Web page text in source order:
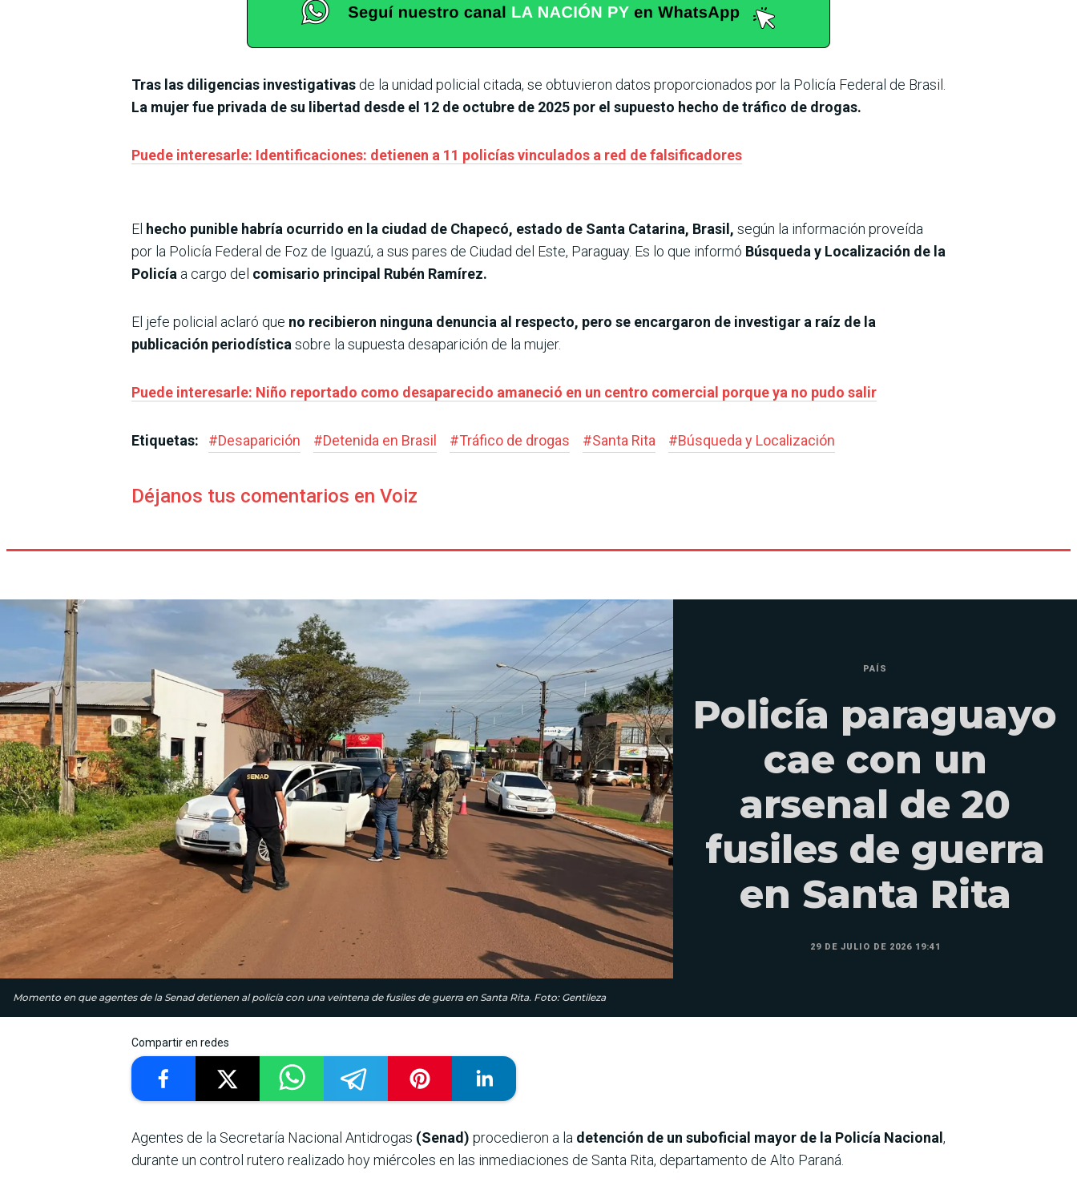
Tras las diligencias investigativas de la unidad policial citada, se obtuvieron datos proporcionados por la Policía Federal de Brasil.
La mujer fue privada de su libertad desde el 12 de octubre de 2025 por el supuesto hecho de tráfico de drogas.
Puede interesarle: Identificaciones: detienen a 11 policías vinculados a red de falsificadores
El hecho punible habría ocurrido en la ciudad de Chapecó, estado de Santa Catarina, Brasil, según la información proveída
por la Policía Federal de Foz de Iguazú, a sus pares de Ciudad del Este, Paraguay. Es lo que informó Búsqueda y Localización de la
Policía a cargo del comisario principal Rubén Ramírez.
El jefe policial aclaró que no recibieron ninguna denuncia al respecto, pero se encargaron de investigar a raíz de la
publicación periodística sobre la supuesta desaparición de la mujer.
Puede interesarle: Niño reportado como desaparecido amaneció en un centro comercial porque ya no pudo salir
Etiquetas: #Desaparición #Detenida en Brasil #Tráfico de drogas #Santa Rita #Búsqueda y Localización
Déjanos tus comentarios en Voiz
Momento en que agentes de la Senad detienen al policía con una veintena de fusiles de guerra en Santa Rita. Foto: Gentileza
PAÍS
Policía paraguayo
cae con un
arsenal de 20
fusiles de guerra
en Santa Rita
29 DE JULIO DE 2026 19:41
Compartir en redes
Agentes de la Secretaría Nacional Antidrogas (Senad) procedieron a la detención de un suboficial mayor de la Policía Nacional,
durante un control rutero realizado hoy miércoles en las inmediaciones de Santa Rita, departamento de Alto Paraná.